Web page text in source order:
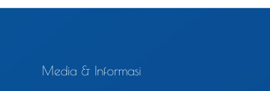
Media & Informasi